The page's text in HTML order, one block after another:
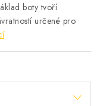
boty tvoří
určené pro